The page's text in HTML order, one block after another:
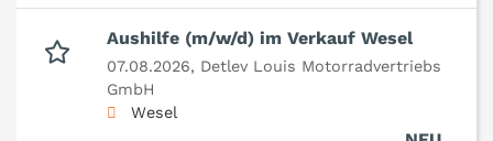
Aushilfe (m/w/d) im Verkauf Wesel
07.08.2026, Detlev Louis Motorradvertriebs
GmbH
Wesel